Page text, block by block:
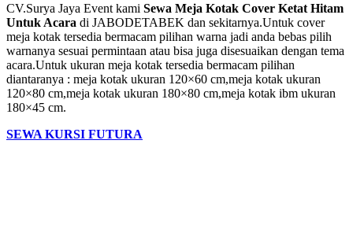
CV.Surya Jaya Event kami Sewa Meja Kotak Cover Ketat Hitam
Untuk Acara di JABODETABEK dan sekitarnya.Untuk cover
meja kotak tersedia bermacam pilihan warna jadi anda bebas pilih
warnanya sesuai permintaan atau bisa juga disesuaikan dengan tema
acara.Untuk ukuran meja kotak tersedia bermacam pilihan
diantaranya : meja kotak ukuran 120×60 cm,meja kotak ukuran
120×80 cm,meja kotak ukuran 180×80 cm,meja kotak ibm ukuran
180×45 cm.
SEWA KURSI FUTURA